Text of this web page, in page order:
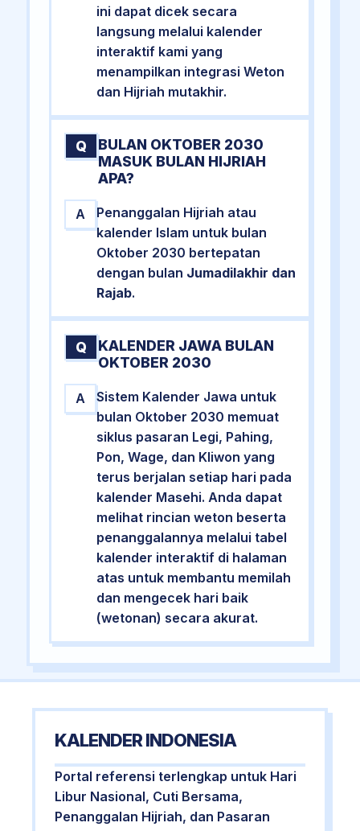
ini dapat dicek secara
langsung melalui kalender
interaktif kami yang
menampilkan integrasi Weton
dan Hijriah mutakhir.
Q
BULAN OKTOBER 2030
MASUK BULAN HIJRIAH
APA?
A
Penanggalan Hijriah atau
kalender Islam untuk bulan
Oktober 2030 bertepatan
dengan bulan Jumadilakhir dan
Rajab.
Q
KALENDER JAWA BULAN
OKTOBER 2030
A
Sistem Kalender Jawa untuk
bulan Oktober 2030 memuat
siklus pasaran Legi, Pahing,
Pon, Wage, dan Kliwon yang
terus berjalan setiap hari pada
kalender Masehi. Anda dapat
melihat rincian weton beserta
penanggalannya melalui tabel
kalender interaktif di halaman
atas untuk membantu memilah
dan mengecek hari baik
(wetonan) secara akurat.
KALENDER INDONESIA
Portal referensi terlengkap untuk Hari
Libur Nasional, Cuti Bersama,
Penanggalan Hijriah, dan Pasaran